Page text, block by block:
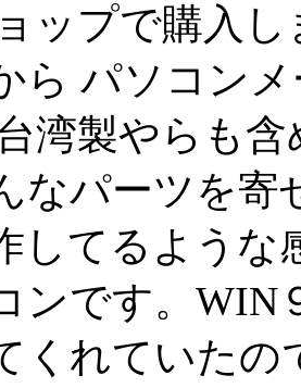
ップで購入
ら パソコン
湾製やらも含
なパーツを寄
してるような
ンです。WIN
くれていたの